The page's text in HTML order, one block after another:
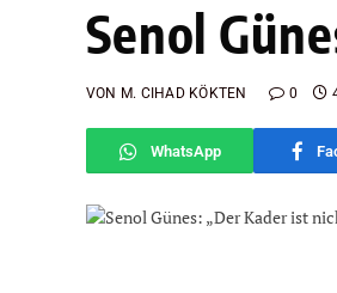
Senol
VON M. CIHAD KÖKTEN 0
WhatsApp